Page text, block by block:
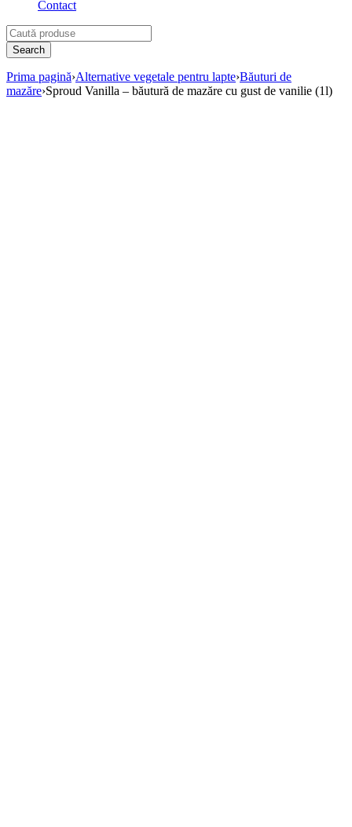
Contact
Prima pagină›Alternative vegetale pentru lapte›Băuturi de
mazăre›Sproud Vanilla – băutură de mazăre cu gust de vanilie (1l)